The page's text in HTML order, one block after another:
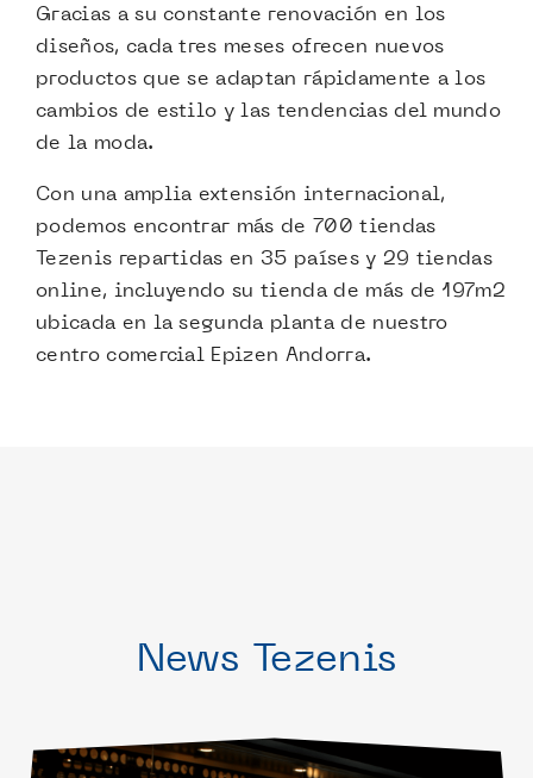
Gracias a su constante renovación en los
diseños, cada tres meses ofrecen nuevos
productos que se adaptan rápidamente a los
cambios de estilo y las tendencias del mundo
de la moda.
Con una amplia extensión internacional,
podemos encontrar más de 700 tiendas
Tezenis repartidas en 35 países y 29 tiendas
online, incluyendo su tienda de más de 197m2
ubicada en la segunda planta de nuestro
centro comercial Epizen Andorra.
News Tezenis